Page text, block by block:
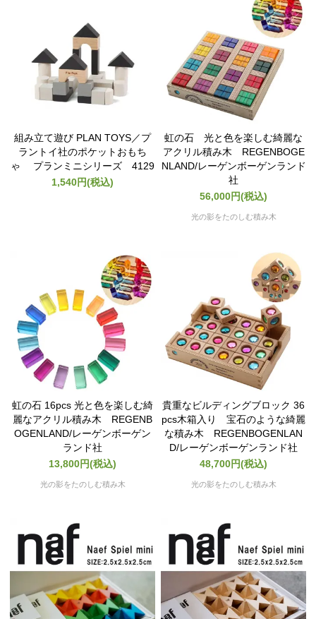
組み立て遊び PLAN TOYS／プ
ラントイ社のポケットおもち
ゃ プランミニシリーズ 4129
1,540円(税込)
虹の石 光と色を楽しむ綺麗な
アクリル積み木 REGENBOGE
NLAND/レーゲンボーゲンランド
社
56,000円(税込)
光の影をたのしむ積み木
虹の石 16pcs 光と色を楽しむ綺
麗なアクリル積み木 REGENB
OGENLAND/レーゲンボーゲン
ランド社
13,800円(税込)
光の影をたのしむ積み木
貴重なビルディングブロック 36
pcs木箱入り 宝石のような綺麗
な積み木 REGENBOGENLAN
D/レーゲンボーゲンランド社
48,700円(税込)
光の影をたのしむ積み木